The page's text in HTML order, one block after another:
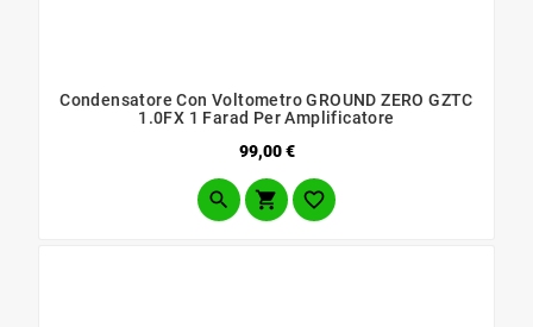
Condensatore Con Voltometro GROUND ZERO GZTC
1.0FX 1 Farad Per Amplificatore
99,00 €Prezzo
  